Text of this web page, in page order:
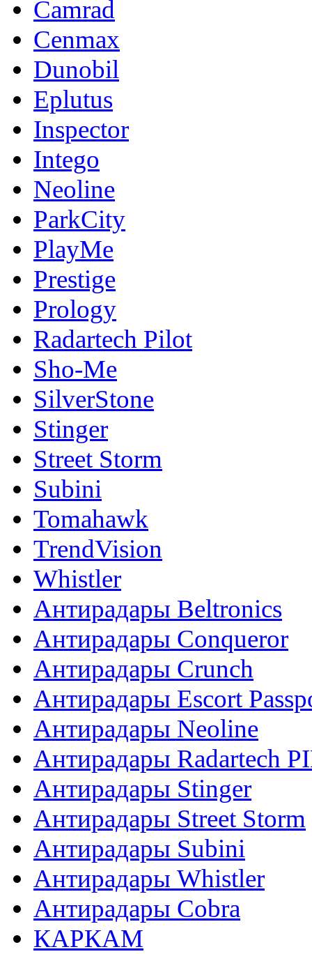
Camrad
Cenmax
Dunobil
Eplutus
Inspector
Intego
Neoline
ParkCity
PlayMe
Prestige
Prology
Radartech Pilot
Sho-Me
SilverStone
Stinger
Street Storm
Subini
Tomahawk
TrendVision
Whistler
Антирадары Beltronics
Антирадары Conqueror
Антирадары Crunch
Антирадары Escort
Антирадары Neoline
Антирадары Radartech
Антирадары Stinger
Антирадары Street Storm
Антирадары Subini
Антирадары Whistler
Антирадары Сobra
КАРКАМ